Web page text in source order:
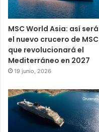
MSC World Asia: así será
el nuevo crucero de MSC
que revolucionará el
Mediterráneo en 2027
19 junio, 2026